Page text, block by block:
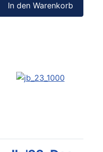
In den Warenkorb